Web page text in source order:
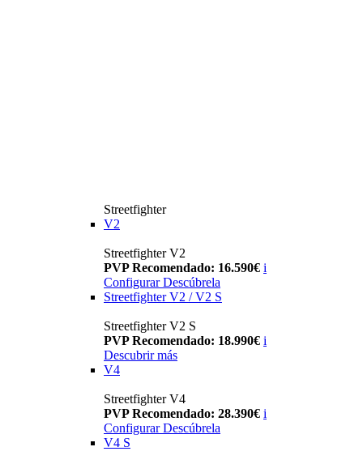
Streetfighter
V2
Streetfighter V2
PVP Recomendado: 16.590€ i
Configurar Descúbrela
Streetfighter V2 / V2 S
Streetfighter V2 S
PVP Recomendado: 18.990€ i
Descubrir más
V4
Streetfighter V4
PVP Recomendado: 28.390€ i
Configurar Descúbrela
V4 S